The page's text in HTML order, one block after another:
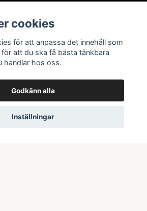
på vårt nyhetsbrev
cookies
för att anpassa det innehåll som
att du ska få bästa tänkbara
handlar hos oss.
Godkänn alla
Inställningar